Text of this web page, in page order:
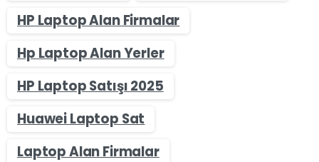
HP Laptop Alan Firmalar
Hp Laptop Alan Yerler
HP Laptop Satışı 2025
Huawei Laptop Sat
Laptop Alan Firmalar